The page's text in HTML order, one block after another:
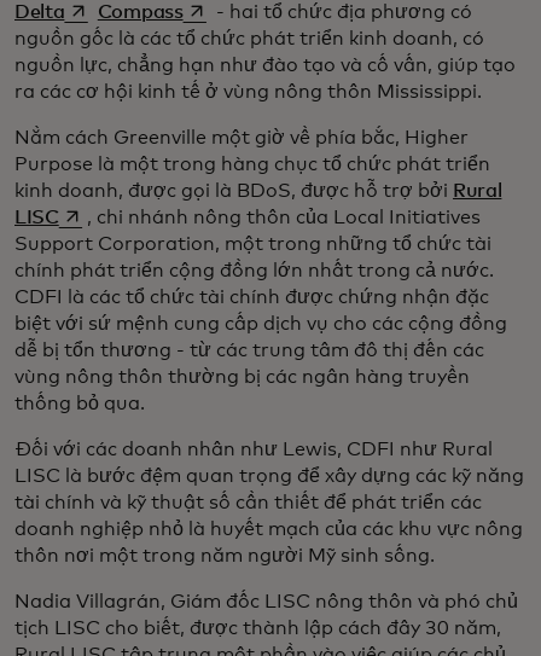
Deltaopens in a new tab
Compassopens in a new tab
- hai tổ chức địa phương có
nguồn gốc là các tổ chức phát triển kinh doanh, có
nguồn lực, chẳng hạn như đào tạo và cố vấn, giúp tạo
ra các cơ hội kinh tế ở vùng nông thôn Mississippi.
Nằm cách Greenville một giờ về phía bắc, Higher
Purpose là một trong hàng chục tổ chức phát triển
kinh doanh, được gọi là BDoS, được hỗ trợ bởi Rural
LISCopens in a new tab
, chi nhánh nông thôn của Local Initiatives
Support Corporation, một trong những tổ chức tài
chính phát triển cộng đồng lớn nhất trong cả nước.
CDFI là các tổ chức tài chính được chứng nhận đặc
biệt với sứ mệnh cung cấp dịch vụ cho các cộng đồng
dễ bị tổn thương - từ các trung tâm đô thị đến các
vùng nông thôn thường bị các ngân hàng truyền
thống bỏ qua.
Đối với các doanh nhân như Lewis, CDFI như Rural
LISC là bước đệm quan trọng để xây dựng các kỹ năng
tài chính và kỹ thuật số cần thiết để phát triển các
doanh nghiệp nhỏ là huyết mạch của các khu vực nông
thôn nơi một trong năm người Mỹ sinh sống.
Nadia Villagrán, Giám đốc LISC nông thôn và phó chủ
tịch LISC cho biết, được thành lập cách đây 30 năm,